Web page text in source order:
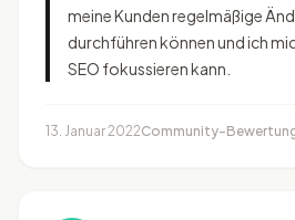
meine Kunden regelmäßige
durchführen können und ich
SEO fokussieren kann.
13. Januar 2022Community-